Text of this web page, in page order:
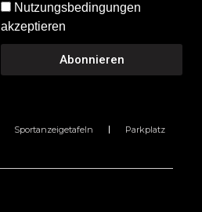
Nutzungsbedingungen
akzeptieren
Abonnieren
Sportanzeigetafeln Parkplatz